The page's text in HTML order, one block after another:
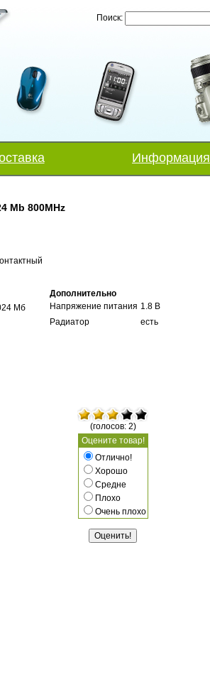
Поиск:
Информация
Mb 800MHz
Мб
Дополнительно
Напряжение питания 1.8 В
Радиатор
есть
(голосов: 2)
Оцените товар!
Отлично!
Хорошо
Средне
Плохо
Очень плохо